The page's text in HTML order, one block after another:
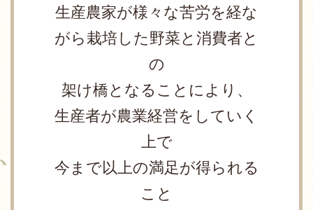
生産農家が様々な苦労を経な
がら栽培した野菜と消費者と
の
架け橋となることにより、
生産者が農業経営をしていく
上で
今まで以上の満足が得られる
こと